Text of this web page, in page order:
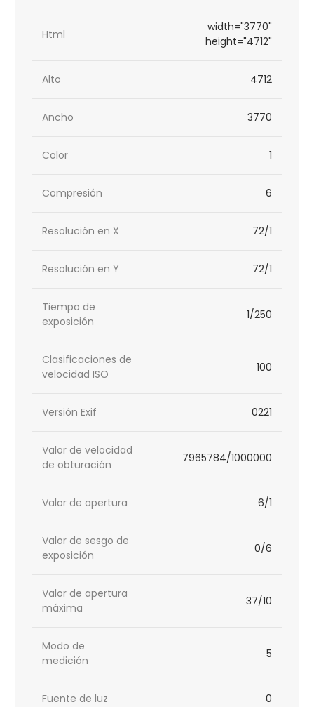
Html
width="3770"
height="4712"
Alto 4712
Ancho 3770
Color 1
Compresión 6
Resolución en X 72/1
Resolución en Y 72/1
Tiempo de
exposición
1/250
Clasificaciones de
velocidad ISO
100
Versión Exif 0221
Valor de velocidad
de obturación
7965784/1000000
Valor de apertura 6/1
Valor de sesgo de
exposición
0/6
Valor de apertura
máxima
37/10
Modo de
medición
5
Fuente de luz 0